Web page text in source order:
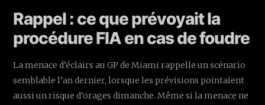
Rappel : ce que prévoyait la
procédure FIA en cas de foudre
La menace d’éclairs au GP de Miami rappelle un scénario
semblable l’an dernier, lorsque les prévisions pointaient
aussi un risque d’orages dimanche. Même si la menace ne